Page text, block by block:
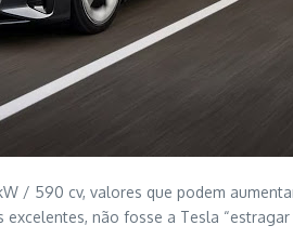
/ 590 cv, valores que podem
não fosse a Tesla